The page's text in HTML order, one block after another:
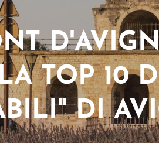
TOP 10
DI